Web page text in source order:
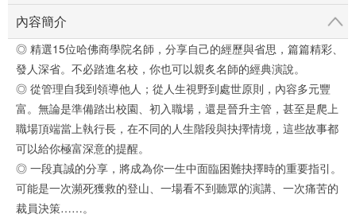
內容簡介
◎ 精選15位哈佛商學院名師，分享自己的經歷與省思，篇篇精彩、
發人深省。不必踏進名校，你也可以親炙名師的經典演說。
◎ 從管理自我到領導他人；從人生視野到處世原則，內容多元豐
富。無論是準備踏出校園、初入職場，還是晉升主管，甚至是爬上
職場頂端當上執行長，在不同的人生階段與抉擇情境，這些故事都
可以給你極富深意的提醒。
◎ 一段真誠的分享，將成為你一生中面臨困難抉擇時的重要指引。
可能是一次瀕死獲救的登山、一場看不到聽眾的演講、一次痛苦的
裁員決策……。